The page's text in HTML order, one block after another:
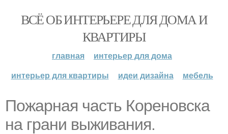
ВСЁ ОБ ИНТЕРЬЕРЕ ДЛЯ ДОМА И
КВАРТИРЫ
главная
интерьер для дома
интерьер для квартиры
идеи дизайна мебель
Пожарная часть Кореновска
на грани выживания.